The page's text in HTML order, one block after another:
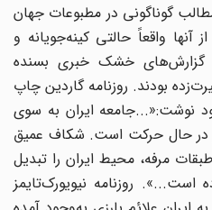
گوناگونی در مطبوعات جهان
واقعاً حالتی کینه‌جویانه و
خشک خبری بسنده
بودند. روزنامه گاردین چاپ
۱۲ بهمن ۵۷ خود نوشت:«...جامعه ایران به سوی
حال حرکت است. شکاف عمیق
مرفه، محیط ایران را تبدیل
روزنامه نیویورک‌تایمز